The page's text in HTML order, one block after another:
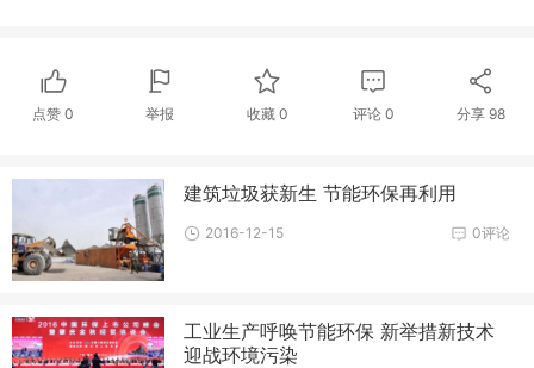
点赞0 举报 收藏 0 评论0 分享 98
建筑垃圾获新生 节能环保再利用
0评论
2016-12-15
工业生产呼唤节能环保 新举措新技术
迎战环境污染